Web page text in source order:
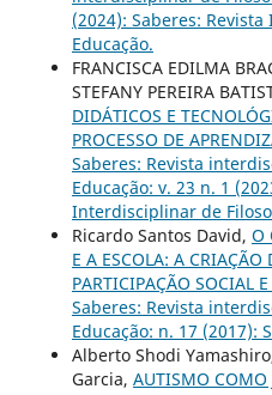
(2024): Saberes:
Educação.
FRANCISCA EDILMA
STEFANY PEREIRA
DIDÁTICOS E
PROCESSO DE
Saberes: Revista
Educação: v. 23 n. 1
Interdisciplinar de
Ricardo Santos David, O
E A ESCOLA: A CRIAÇÃO
PARTICIPAÇÃO SOCIAL
Saberes: Revista
Educação: n. 17 (2017):
Alberto Shodi
Garcia, AUTISMO COMO